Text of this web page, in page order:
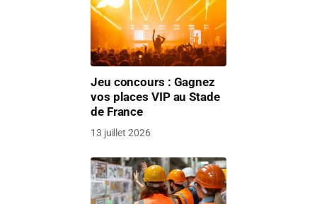
Jeu concours : Gagnez
vos places VIP au Stade
de France
13 juillet 2026